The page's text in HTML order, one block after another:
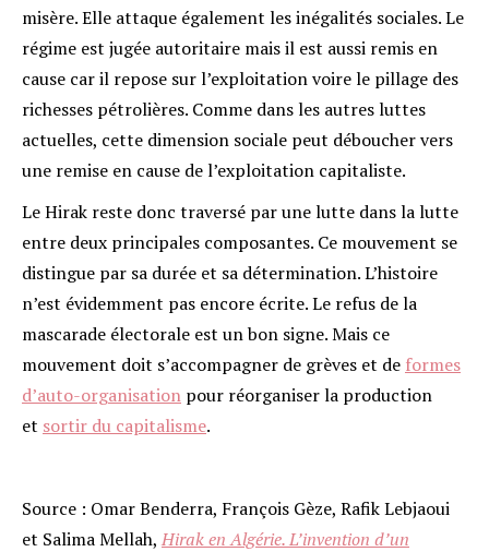
misère. Elle attaque également les inégalités sociales. Le
régime est jugée autoritaire mais il est aussi remis en
cause car il repose sur l’exploitation voire le pillage des
richesses pétrolières. Comme dans les autres luttes
actuelles, cette dimension sociale peut déboucher vers
une remise en cause de l’exploitation capitaliste.
Le Hirak reste donc traversé par une lutte dans la lutte
entre deux principales composantes. Ce mouvement se
distingue par sa durée et sa détermination. L’histoire
n’est évidemment pas encore écrite. Le refus de la
mascarade électorale est un bon signe. Mais ce
mouvement doit s’accompagner de grèves et de formes
d’auto-organisation pour réorganiser la production
et sortir du capitalisme.
Source : Omar Benderra, François Gèze, Rafik Lebjaoui
et Salima Mellah, Hirak en Algérie. L’invention d’un